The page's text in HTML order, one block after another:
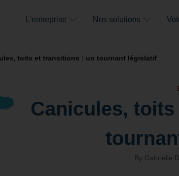
L'entreprise Nos solutions
toits et transitions : un tournant législatif
Canicules,
ByGabrielle